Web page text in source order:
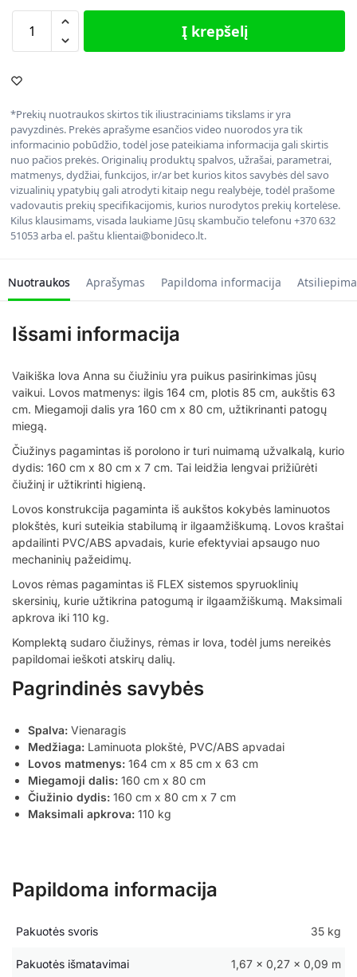
Į krepšelį
*Prekių nuotraukos skirtos tik iliustraciniams tikslams ir yra
pavyzdinės. Prekės aprašyme esančios video nuorodos yra tik
informacinio pobūdžio, todėl jose pateikiama informacija gali skirtis
nuo pačios prekės. Originalių produktų spalvos, užrašai, parametrai,
matmenys, dydžiai, funkcijos, ir/ar bet kurios kitos savybės dėl savo
vizualinių ypatybių gali atrodyti kitaip negu realybėje, todėl prašome
vadovautis prekių specifikacijomis, kurios nurodytos prekių kortelėse.
Kilus klausimams, visada laukiame Jūsų skambučio telefonu +370 632
51053 arba el. paštu klientai@bonideco.lt.
Nuotraukos Aprašymas Papildoma informacija
Išsami informacija
Vaikiška lova Anna su čiužiniu yra puikus pasirinkimas jūsų
vaikui. Lovos matmenys: ilgis 164 cm, plotis 85 cm, aukštis 63
cm. Miegamoji dalis yra 160 cm x 80 cm, užtikrinanti patogų
miegą.
Čiužinys pagamintas iš porolono ir turi nuimamą užvalkalą, kurio
dydis: 160 cm x 80 cm x 7 cm. Tai leidžia lengvai prižiūrėti
čiužinį ir užtikrinti higieną.
Lovos konstrukcija pagaminta iš aukštos kokybės laminuotos
plokštės, kuri suteikia stabilumą ir ilgaamžiškumą. Lovos kraštai
apdailinti PVC/ABS apvadais, kurie efektyviai apsaugo nuo
mechaninių pažeidimų.
Lovos rėmas pagamintas iš FLEX sistemos spyruoklinių
skersinių, kurie užtikrina patogumą ir ilgaamžiškumą. Maksimali
apkrova iki 110 kg.
Komplektą sudaro čiužinys, rėmas ir lova, todėl jums nereikės
papildomai ieškoti atskirų dalių.
Pagrindinės savybės
Spalva: Vienaragis
Medžiaga: Laminuota plokštė, PVC/ABS apvadai
Lovos matmenys: 164 cm x 85 cm x 63 cm
Miegamoji dalis: 160 cm x 80 cm
Čiužinio dydis: 160 cm x 80 cm x 7 cm
Maksimali apkrova: 110 kg
Papildoma informacija
Pakuotės svoris 35 kg
Pakuotės išmatavimai 1,67 × 0,27 × 0,09 m